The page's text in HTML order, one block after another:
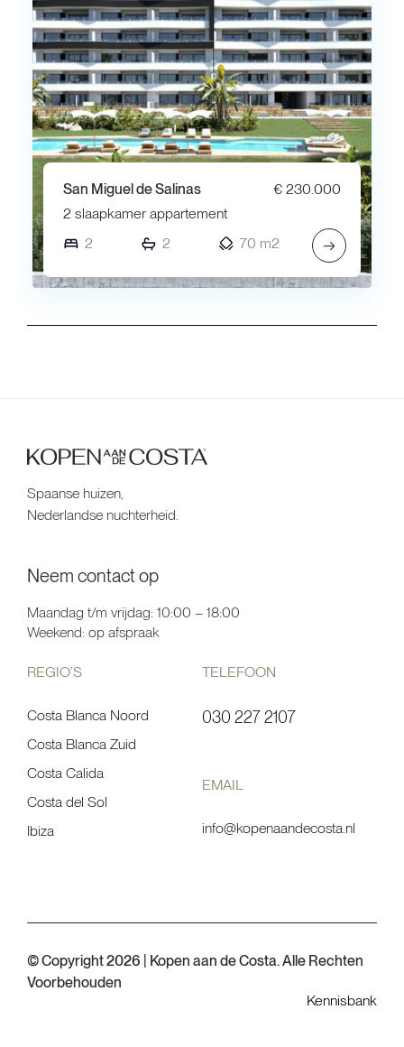
San Miguel de Salinas
€ 230.000
2 slaapkamer appartement
2
2 70 m2 →
Spaanse huizen,
Nederlandse nuchterheid.
Neem contact op
Maandag t/m vrijdag: 10:00 – 18:00
Weekend: op afspraak
REGIO’S
Costa Blanca Noord
Costa Blanca Zuid
Costa Calida
Costa del Sol
Ibiza
TELEFOON
030 227 2107
EMAIL
info@kopenaandecosta.nl
© Copyright 2026 | Kopen aan de Costa. Alle Rechten
Voorbehouden
Kennisbank